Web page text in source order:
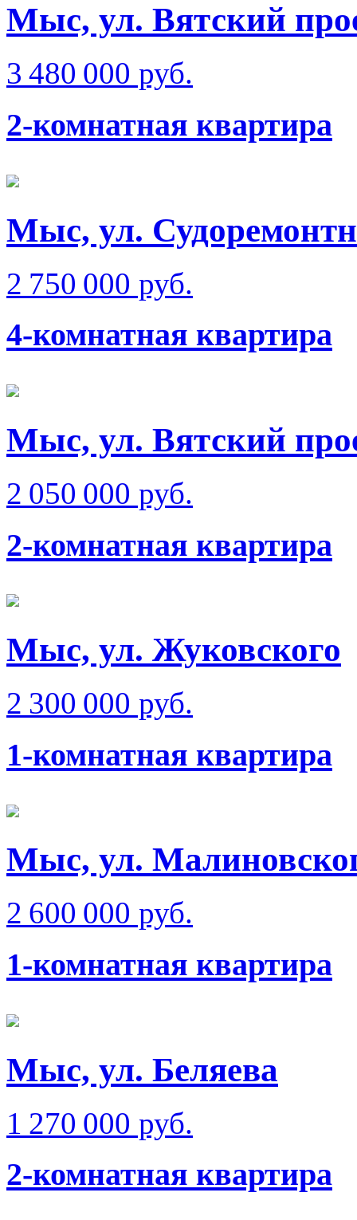
Мыс, ул. Вятский
3 480 000 руб.
2-комнатная квартира
Мыс, ул.
2 750 000 руб.
4-комнатная квартира
Мыс, ул. Вятский
2 050 000 руб.
2-комнатная квартира
Мыс, ул. Жуковского
2 300 000 руб.
1-комнатная квартира
Мыс, ул.
2 600 000 руб.
1-комнатная квартира
Мыс, ул. Беляева
1 270 000 руб.
2-комнатная квартира